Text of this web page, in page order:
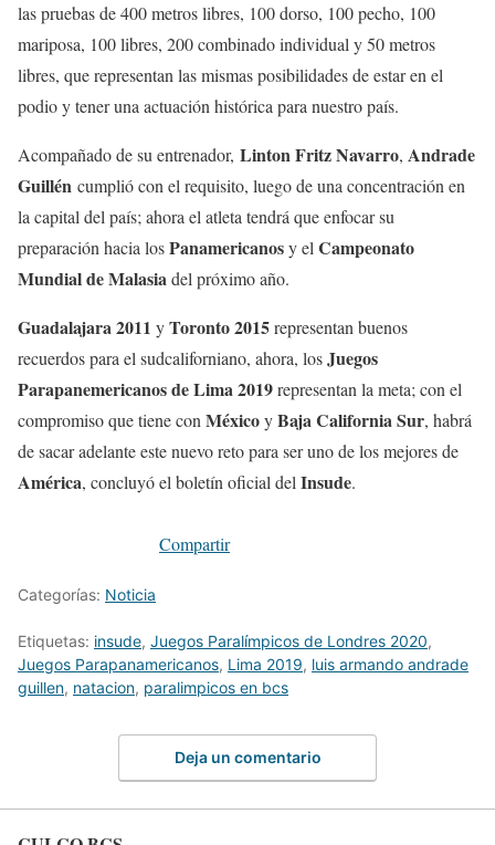
las pruebas de 400 metros libres, 100 dorso, 100 pecho, 100
mariposa, 100 libres, 200 combinado individual y 50 metros
libres, que representan las mismas posibilidades de estar en el
podio y tener una actuación histórica para nuestro país.
Acompañado de su entrenador, Linton Fritz Navarro, Andrade
Guillén cumplió con el requisito, luego de una concentración en
la capital del país; ahora el atleta tendrá que enfocar su
preparación hacia losPanamericanosy el Campeonato
Mundial de Malasiadel próximo año.
Guadalajara 2011 yToronto 2015representan buenos
recuerdos para el sudcaliforniano, ahora, losJuegos
Parapanemericanos deLima 2019representan la meta; con el
compromiso que tiene con MéxicoyBaja California Sur, habrá
de sacar adelante este nuevo reto para ser uno de los mejores de
América, concluyó el boletín oficial del Insude.
Compartir
Categorías: Noticia
Etiquetas: insude, Juegos Paralímpicos de Londres 2020,
Juegos Parapanamericanos, Lima 2019, luis armando andrade
guillen, natacion, paralimpicos en bcs
Deja un comentario